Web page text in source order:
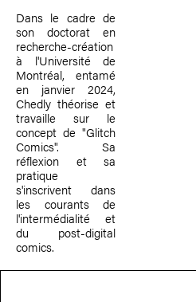
Dans le cadre de
son doctorat en
recherche-création
à l'Université de
Montréal, entamé
en janvier 2024,
Chedly théorise et
travaille sur le
concept de "Glitch
Comics". Sa
réflexion et sa
pratique
s'inscrivent dans
les courants de
l'intermédialité et
du post-digital
comics.